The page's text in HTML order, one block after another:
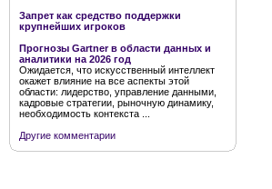
Запрет как средство поддержки
крупнейших игроков
Прогнозы Gartner в области данных и
аналитики на 2026 год
Ожидается, что искусственный интеллект
окажет влияние на все аспекты этой
области: лидерство, управление данными,
кадровые стратегии, рыночную динамику,
необходимость контекста ...
Другие комментарии